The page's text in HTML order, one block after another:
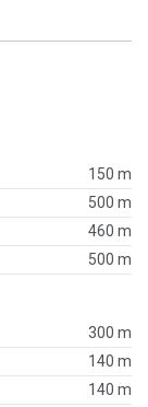
150 m
500 m
460 m
500 m
300 m
140 m
140 m